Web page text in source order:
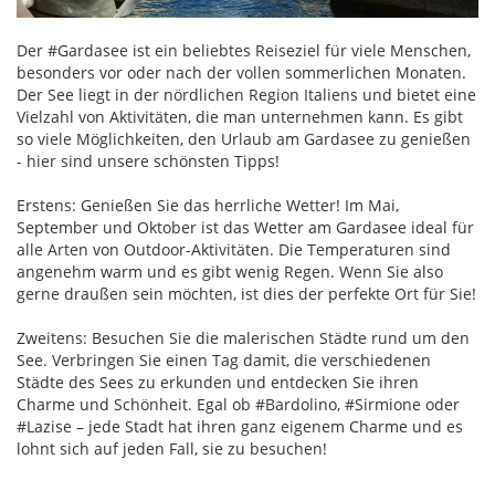
Der #Gardasee ist ein beliebtes Reiseziel für viele Menschen,
besonders vor oder nach der vollen sommerlichen Monaten.
Der See liegt in der nördlichen Region Italiens und bietet eine
Vielzahl von Aktivitäten, die man unternehmen kann. Es gibt
so viele Möglichkeiten, den Urlaub am Gardasee zu genießen
- hier sind unsere schönsten Tipps!
Erstens: Genießen Sie das herrliche Wetter! Im Mai,
September und Oktober ist das Wetter am Gardasee ideal für
alle Arten von Outdoor-Aktivitäten. Die Temperaturen sind
angenehm warm und es gibt wenig Regen. Wenn Sie also
gerne draußen sein möchten, ist dies der perfekte Ort für Sie!
Zweitens: Besuchen Sie die malerischen Städte rund um den
See. Verbringen Sie einen Tag damit, die verschiedenen
Städte des Sees zu erkunden und entdecken Sie ihren
Charme und Schönheit. Egal ob #Bardolino, #Sirmione oder
#Lazise – jede Stadt hat ihren ganz eigenem Charme und es
lohnt sich auf jeden Fall, sie zu besuchen!